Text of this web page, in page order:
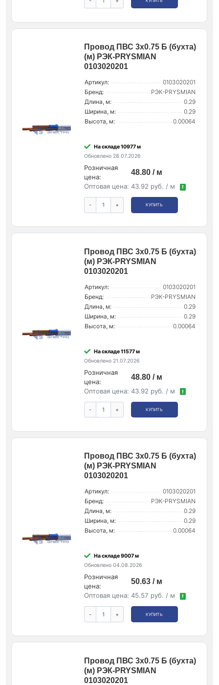
Провод ПВС 3х0.75 Б (бухта)
(м) РЭК-PRYSMIAN
0103020201
Артикул:
0103020201
Бренд:
РЭК-PRYSMIAN
Длина, м:
0.29
Ширина, м:
0.29
Высота, м:
0.00064
На складе 10977 м
Обновлено 28.07.2026
Розничная
цена:
48.80 / м
Оптовая цена: 43.92 руб. / м !
- + КУПИТЬ
Провод ПВС 3х0.75 Б (бухта)
(м) РЭК-PRYSMIAN
0103020201
Артикул:
0103020201
Бренд:
РЭК-PRYSMIAN
Длина, м:
0.29
Ширина, м:
0.29
Высота, м:
0.00064
На складе 11577 м
Обновлено 21.07.2026
Розничная
цена:
48.80 / м
Оптовая цена: 43.92 руб. / м !
- + КУПИТЬ
Провод ПВС 3х0.75 Б (бухта)
(м) РЭК-PRYSMIAN
0103020201
Артикул:
0103020201
Бренд:
РЭК-PRYSMIAN
Длина, м:
0.29
Ширина, м:
0.29
Высота, м:
0.00064
На складе 9007 м
Обновлено 04.08.2026
Розничная
цена:
50.63 / м
Оптовая цена: 45.57 руб. / м !
- + КУПИТЬ
Провод ПВС 3х0.75 Б (бухта)
(м) РЭК-PRYSMIAN
0103020201